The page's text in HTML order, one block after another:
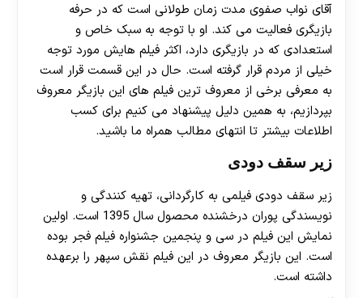
آقای نواب صفوی مدت زمان طولانی است که در حرفه
بازیگری فعالیت می کند. او با توجه به سبک خاص و
استعدادی که در بازیگری دارد، اکثر فیلم‌ هایش مورد توجه
خیلی از مردم قرار گرفته است. حال در این قسمت قرار است
به معرفی برخی از معروف ترین فیلم های این بازیگر معروف
بپردازیم، به همین دلیل پیشنهاد می کنیم برای کسب
اطلاعات بیشتر تا انتهای مطالب همراه ما باشید.
زیر سقف دودی
زیر سقف دودی فیلمی به کارگردانی، تهیه‌ کنندگی و
نویسندگی پوران درخشنده محصول سال 1395 است. اولین
نمایش این فیلم در سی و پنجمین جشنواره فیلم فجر بوده‌
است. این بازیگر معروف در این فیلم نقش سپهر را برعهده
داشته است.